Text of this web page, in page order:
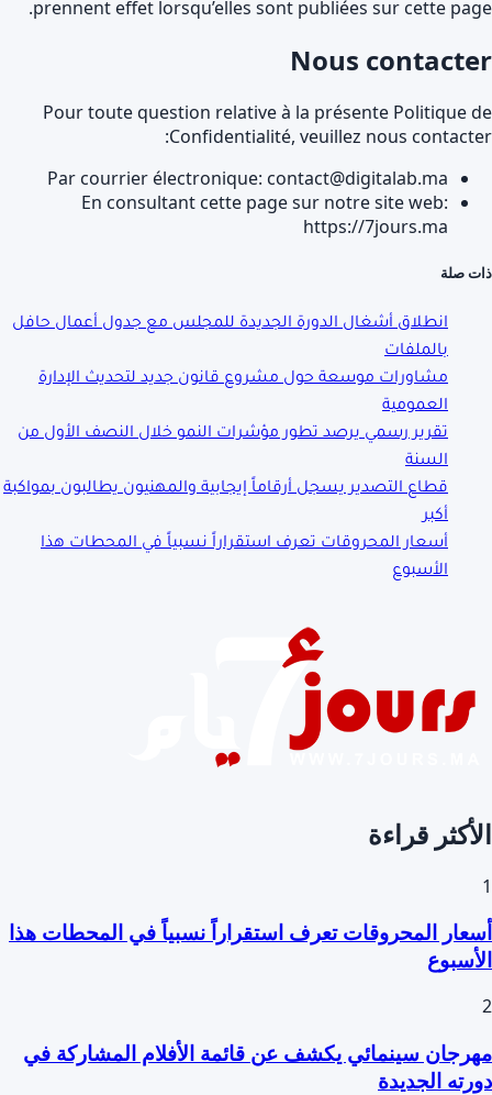
prennent effet lorsqu’elles sont publiées sur cette
Nous
Pour toute question relative à la présente Politique
Confidentialité, veuillez nous
Par courrier électronique: contact@digitalab.ma
En consultant cette page sur notre site web:
https://7jours.ma
صلة
انطلاق أشغال الدورة الجديدة للمجلس مع جدول أعمال حافل
بالملفات
مشاورات موسعة حول مشروع قانون جديد لتحديث الإدارة
العمومية
تقرير رسمي يرصد تطور مؤشرات النمو خلال النصف الأول من
السنة
قطاع التصدير يسجل أرقاماً إيجابية والمهنيون يطالبون بمواكبة
أكبر
أسعار المحروقات تعرف استقراراً نسبياً في المحطات هذا
الأسبوع
قراءة
المحروقات تعرف استقراراً نسبياً في المحطات هذا
سينمائي يكشف عن قائمة الأفلام المشاركة في
الجديدة